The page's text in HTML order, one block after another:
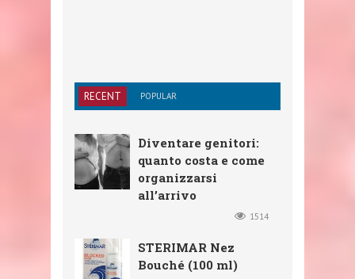
RECENT POPULAR
Diventare genitori:
quanto costa e come
organizzarsi
all’arrivo
1514
STERIMAR Nez
Bouché (100 ml)